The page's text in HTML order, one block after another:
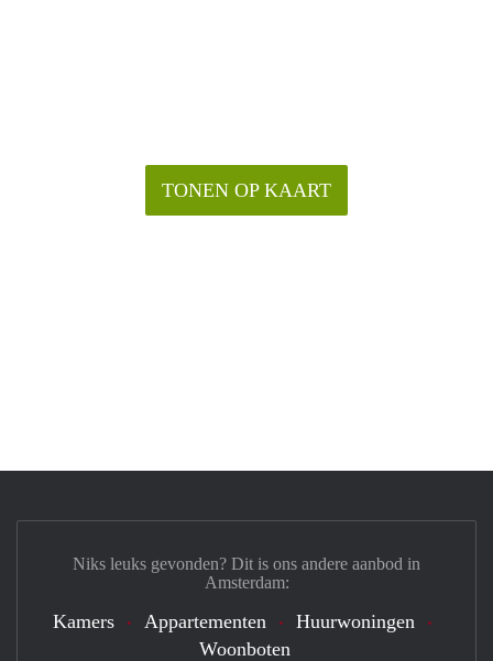
TONEN OP KAART
Niks leuks gevonden? Dit is ons andere aanbod in
Amsterdam:
Kamers Appartementen
Huurwoningen
Woonboten